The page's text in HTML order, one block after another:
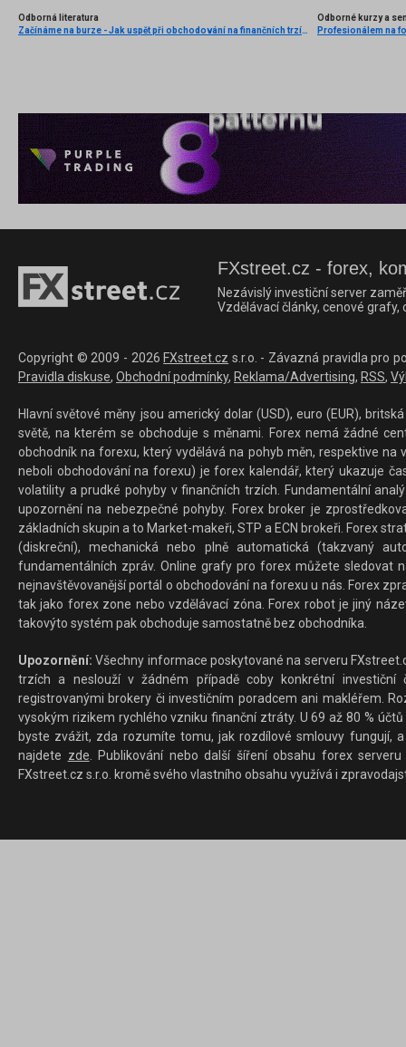
Odborná literatura
Začínáme na burze - Jak uspět při obchodování na finančních trzích (1. vydání)
Odborné kurzy a
FXstreet.cz - forex,
Nezávislý investiční server
Vzdělávací články, cenové
Copyright © 2009 - 2026 FXstreet.cz s.r.o. - Závazná pravidla pro
Pravidla diskuse, Obchodní podmínky, Reklama/Advertising, RSS,
Hlavní světové měny jsou americký dolar (USD), euro (EUR),
světě, na kterém se obchoduje s měnami. Forex nemá žádné
obchodník na forexu, který vydělává na pohyb měn, respektive
neboli obchodování na forexu) je forex kalendář, který ukazuje
volatility a prudké pohyby v finančních trzích. Fundamentální
upozornění na nebezpečné pohyby. Forex broker je
základních skupin a to Market-makeři, STP a ECN brokeři. Forex
(diskreční), mechanická nebo plně automatická (takzvaný
fundamentálních zpráv. Online grafy pro forex můžete sledovat
nejnavštěvovanější portál o obchodování na forexu u nás. Forex
tak jako forex zone nebo vzdělávací zóna. Forex robot je jiný
takovýto systém pak obchoduje samostatně bez obchodníka.
Upozornění: Všechny informace poskytované na serveru
trzích a neslouží v žádném případě coby konkrétní investiční
registrovanými brokery či investičním poradcem ani makléřem.
vysokým rizikem rychlého vzniku finanční ztráty. U 69 až 80 %
byste zvážit, zda rozumíte tomu, jak rozdílové smlouvy fungují,
najdete zde. Publikování nebo další šíření obsahu forex
FXstreet.cz s.r.o. kromě svého vlastního obsahu využívá i